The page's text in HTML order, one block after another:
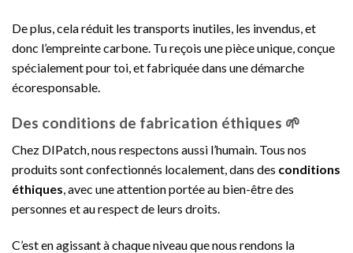
De plus, cela réduit les transports inutiles, les invendus, et
donc l’empreinte carbone. Tu reçois une pièce unique, conçue
spécialement pour toi, et fabriquée dans une démarche
écoresponsable.
Des conditions de fabrication éthiques 🌱
Chez DIPatch, nous respectons aussi l’humain. Tous nos
produits sont confectionnés localement, dans des conditions
éthiques, avec une attention portée au bien-être des
personnes et au respect de leurs droits.
C’est en agissant à chaque niveau que nous rendons la